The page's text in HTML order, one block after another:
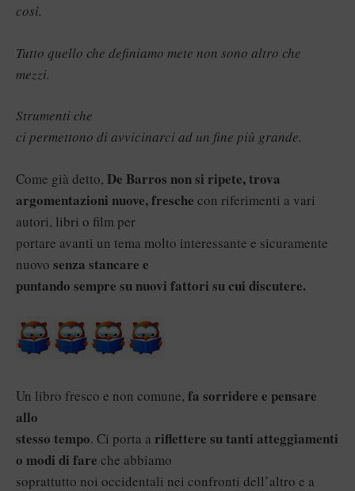
così.
Tutto quello che definiamo mete non sono altro che
mezzi.
Strumenti che
ci permettono di avvicinarci ad un fine più grande.
Come già detto, De Barros non si ripete, trova
argomentazioni nuove, fresche con riferimenti a vari
autori, libri o film per
portare avanti un tema molto interessante e sicuramente
nuovo senza stancare e
puntando sempre su nuovi fattori su cui discutere.
Un libro fresco e non comune, fa sorridere e pensare
allo
stesso tempo. Ci porta a riflettere su tanti atteggiamenti
o modi di fare che abbiamo
soprattutto noi occidentali nei confronti dell’altro e a